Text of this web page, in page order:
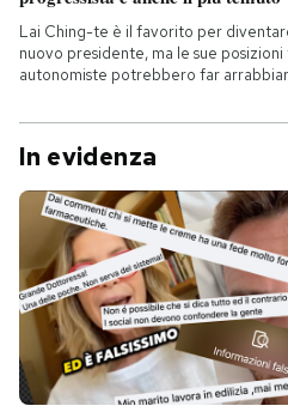
Lai Ching-te è il favorito per
nuovo presidente, ma le sue
autonomiste potrebbero far
In evidenza